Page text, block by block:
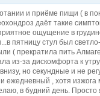
и приёме пищи ( в
даёт такие
ощущение в
пятницу стул был
( прекратила пить
из-за дискомфорта к
но секундные и не
ежедневный , хотя
в будний день.